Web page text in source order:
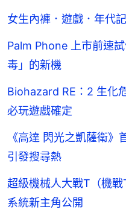
女生內褲．遊戲．年代
Palm Phone 上市前速
毒」的新機
Biohazard RE：2 生化
必玩遊戲確定
《高達 閃光之凱薩衛
引發搜尋熱
超級機械人大戰T（機
系統新主角公開